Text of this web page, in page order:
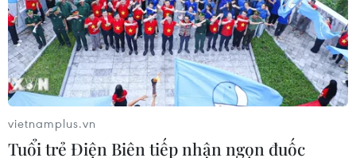
TIN LIÊN QUAN
vietnamplus.vn
Tuổi trẻ Điện Biên tiếp nhận ngọn đuốc